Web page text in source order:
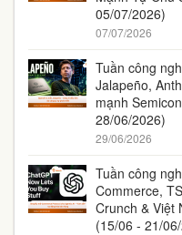
05/07/2026)
07/07/2026
Tuần công
Jalapeño,
mạnh
28/06/2026)
29/06/2026
Tuần công
Commerce,
Crunch & Việt
(15/06 - 21/